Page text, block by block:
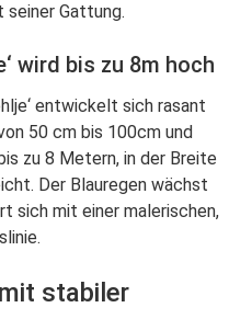
Gattung.
wird bis zu 8m hoch
entwickelt sich rasant
50 cm bis 100cm und
zu 8 Metern, in der Breite
Der Blauregen wächst
sich mit einer malerischen,
stabiler